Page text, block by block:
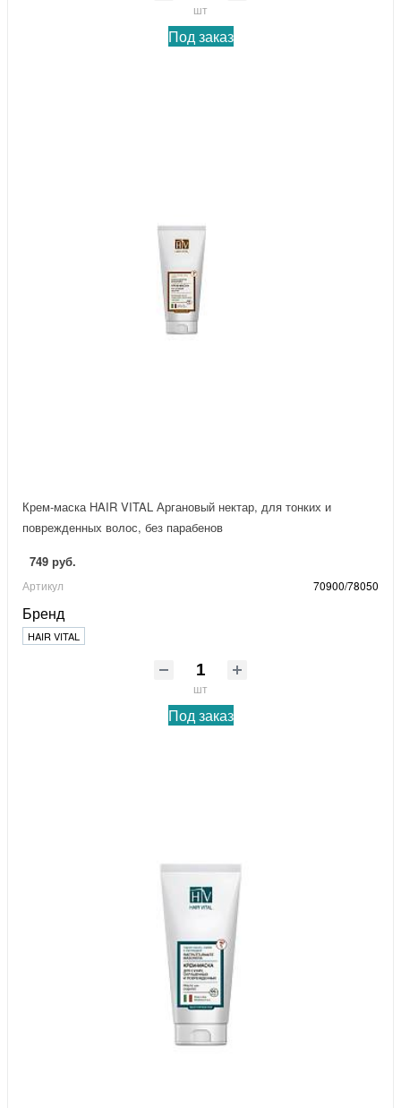
шт
Под заказ
Крем-маска HAIR VITAL Аргановый нектар, для тонких и
поврежденных волос, без парабенов
749 руб.
Артикул 70900/78050
Бренд
HAIR VITAL
шт
Под заказ